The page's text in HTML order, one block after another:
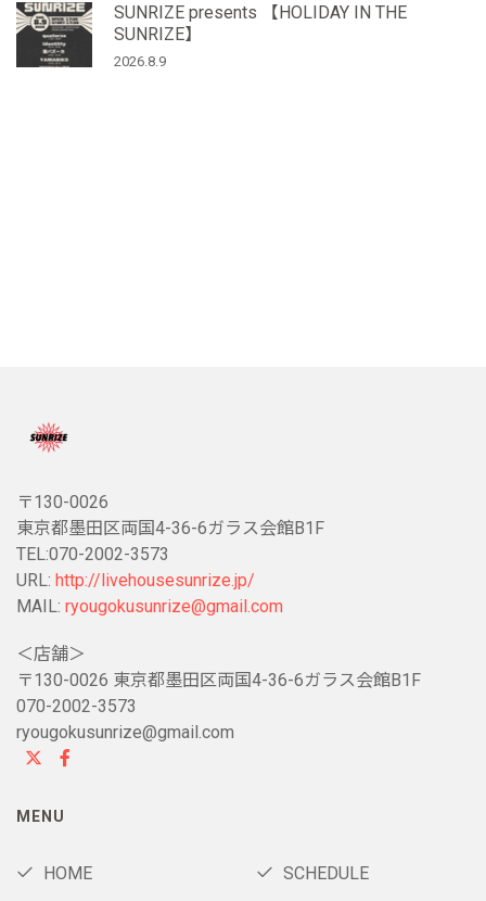
SUNRIZE presents 【HOLIDAY IN THE
SUNRIZE】
2026.8.9
〒130-0026
東京都墨田区両国4-36-6ガラス会館B1F
TEL:070-2002-3573
URL: http://livehousesunrize.jp/
MAIL: ryougokusunrize@gmail.com
＜店舗＞
〒130-0026 東京都墨田区両国4-36-6ガラス会館B1F
070-2002-3573
ryougokusunrize@gmail.com
MENU
HOME SCHEDULE